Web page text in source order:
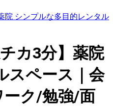
院 シンプルな多目的レンタル
カ3分】薬院
スペース｜会
ク/勉強/面